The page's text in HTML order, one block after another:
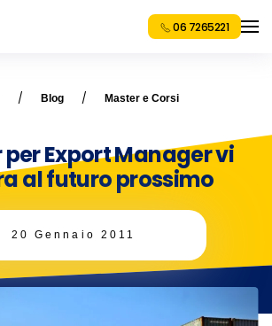
06 7265221
Blog Master e Corsi
per Export Manager vi
al futuro prossimo
20 Gennaio 2011